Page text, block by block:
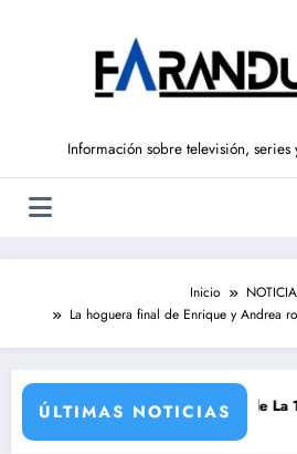
Información sobre televisión,
Inicio
La hoguera final de Enrique y Andrea
ÚLTIMAS NOTICIAS
vuelve a ‘La Hora de La 1’ y Aida